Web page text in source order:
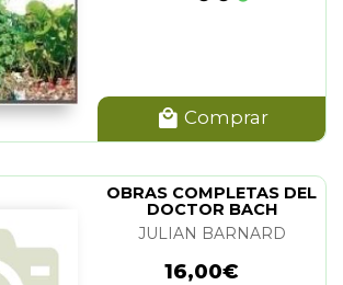
Comprar
OBRAS COMPLETAS DEL
DOCTOR BACH
JULIAN BARNARD
16,00€